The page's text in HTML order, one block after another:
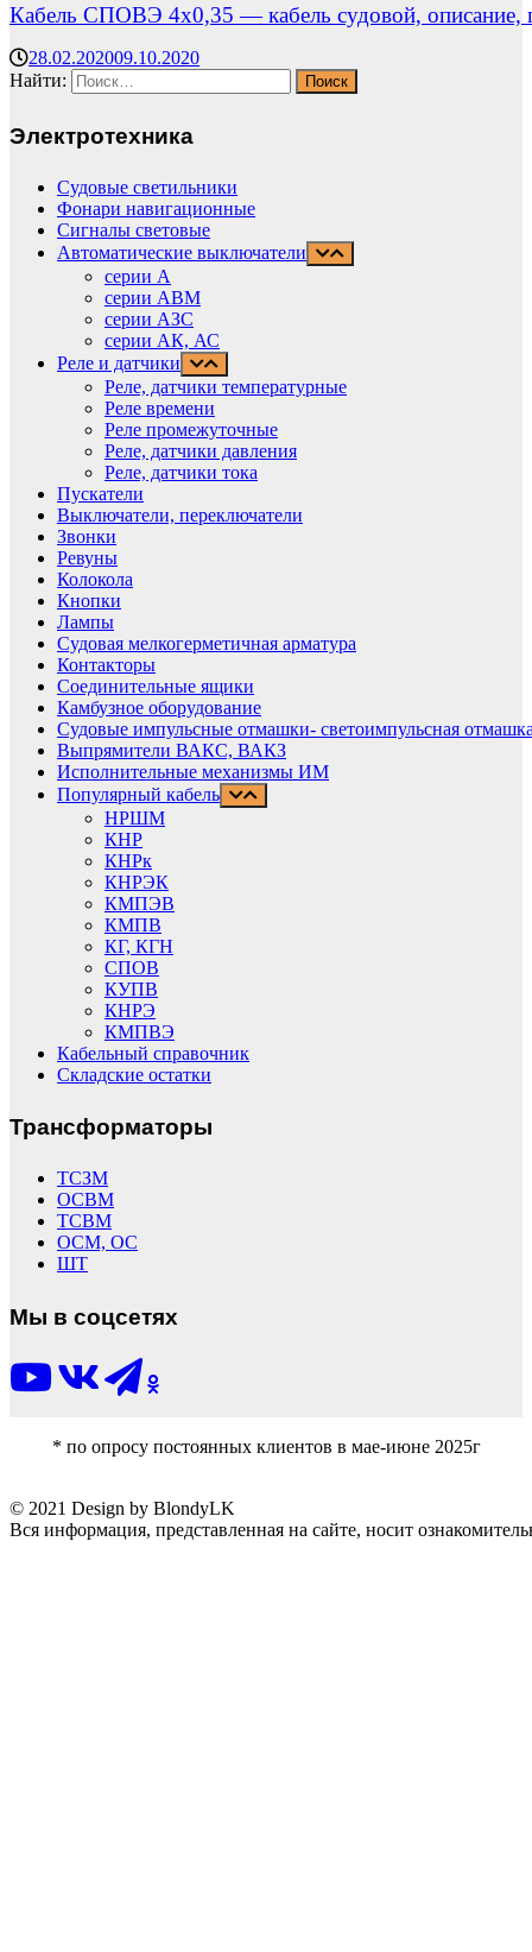
Кабель СПОВЭ 4х0,35 — кабель судовой, описание,
28.02.202009.10.2020
Найти:
Электротехника
Судовые светильники
Фонари навигационные
Сигналы световые
Автоматические выключатели
серии А
серии АВМ
cерии АЗС
серии АК, АС
Реле и датчики
Реле, датчики температурные
Реле времени
Реле промежуточные
Реле, датчики давления
Реле, датчики тока
Пускатели
Выключатели, переключатели
Звонки
Ревуны
Колокола
Кнопки
Лампы
Судовая мелкогерметичная арматура
Контакторы
Соединительные ящики
Камбузное оборудование
Судовые импульсные отмашки- светоимпульсная
Выпрямители ВАКС, ВАКЗ
Исполнительные механизмы ИМ
Популярный кабель
НРШМ
КНР
КНРк
КНРЭК
КМПЭВ
КМПВ
КГ, КГН
СПОВ
КУПВ
КНРЭ
КМПВЭ
Кабельный справочник
Складские остатки
Трансформаторы
ТСЗМ
ОСВМ
ТСВМ
ОСМ, ОС
ШТ
Мы в соцсетях
* по опросу постоянных клиентов в мае-июне 2025г
© 2021 Design by BlondyLK
Вся информация, представленная на сайте, носит